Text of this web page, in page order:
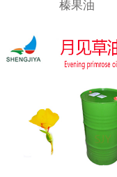
榛果油